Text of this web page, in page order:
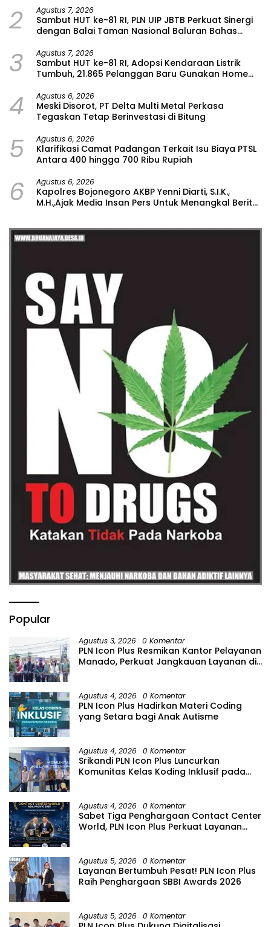
2 Agustus 7, 2026
Sambut HUT ke-81 RI, PLN UIP JBTB Perkuat Sinergi
dengan Balai Taman Nasional Baluran Bahas
Watudodol/Kalipuro
3 Agustus 7, 2026
Sambut HUT ke-81 RI, Adopsi Kendaraan Listrik
Tumbuh, 21.865 Pelanggan Baru Gunakan Home
4 Agustus 6, 2026
Meski Disorot, PT Delta Multi Metal Perkasa
Tegaskan Tetap Berinvestasi di Bitung
5 Agustus 6, 2026
Klarifikasi Camat Padangan Terkait Isu Biaya PTSL
Antara 400 hingga 700 Ribu Rupiah
6 Agustus 6, 2026
Kapolres Bojonegoro AKBP Yenni Diarti, S.I.K.,
M.H.,Ajak Media Insan Pers Untuk Menangkal Berita
Popular
Agustus 3, 2026 0 Komentar
PLN Icon Plus Resmikan Kantor Pelayanan
Manado, Perkuat Jangkauan Layanan di
Agustus 4, 2026 0 Komentar
PLN Icon Plus Hadirkan Materi Coding
yang Setara bagi Anak Autisme
Agustus 4, 2026 0 Komentar
Srikandi PLN Icon Plus Luncurkan
Komunitas Kelas Koding Inklusif pada
Agustus 4, 2026 0 Komentar
Sabet Tiga Penghargaan Contact Center
World, PLN Icon Plus Perkuat Layanan
Agustus 5, 2026 0 Komentar
Layanan Bertumbuh Pesat! PLN Icon Plus
Raih Penghargaan SBBI Awards 2026
Agustus 5, 2026 0 Komentar